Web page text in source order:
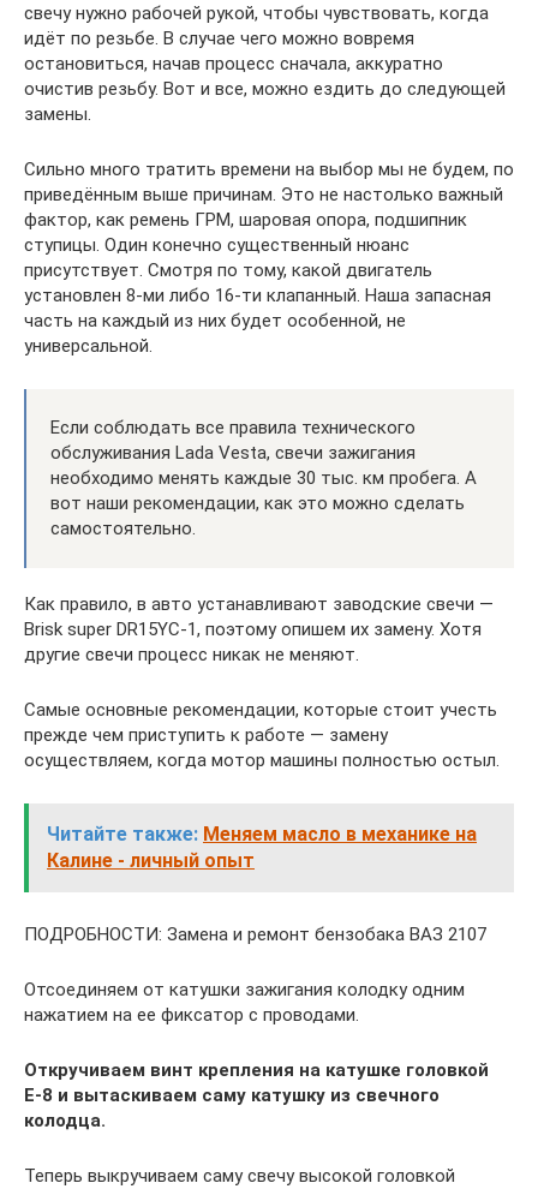
свечу нужно рабочей рукой, чтобы чувствовать, когда
идёт по резьбе. В случае чего можно вовремя
остановиться, начав процесс сначала, аккуратно
очистив резьбу. Вот и все, можно ездить до следующей
замены.
Сильно много тратить времени на выбор мы не будем, по
приведённым выше причинам. Это не настолько важный
фактор, как ремень ГРМ, шаровая опора, подшипник
ступицы. Один конечно существенный нюанс
присутствует. Смотря по тому, какой двигатель
установлен 8-ми либо 16-ти клапанный. Наша запасная
часть на каждый из них будет особенной, не
универсальной.
Если соблюдать все правила технического
обслуживания Lada Vesta, свечи зажигания
необходимо менять каждые 30 тыс. км пробега. А
вот наши рекомендации, как это можно сделать
самостоятельно.
Как правило, в авто устанавливают заводские свечи —
Brisk super DR15YC-1, поэтому опишем их замену. Хотя
другие свечи процесс никак не меняют.
Самые основные рекомендации, которые стоит учесть
прежде чем приступить к работе — замену
осуществляем, когда мотор машины полностью остыл.
Читайте также: Меняем масло в механике на
Калине - личный опыт
ПОДРОБНОСТИ: Замена и ремонт бензобака ВАЗ 2107
Отсоединяем от катушки зажигания колодку одним
нажатием на ее фиксатор с проводами.
Откручиваем винт крепления на катушке головкой
Е-8 и вытаскиваем саму катушку из свечного
колодца.
Теперь выкручиваем саму свечу высокой головкой